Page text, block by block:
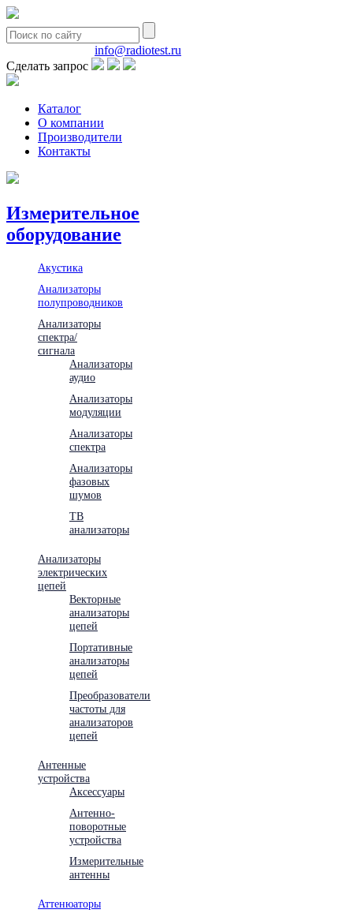
info@radiotest.ru
Сделать запрос
Каталог
О компании
Производители
Контакты
Измерительное
оборудование
Акустика
Анализаторы
полупроводников
Анализаторы
спектра/
сигнала
Анализаторы
аудио
Анализаторы
модуляции
Анализаторы
спектра
Анализаторы
фазовых
шумов
ТВ
анализаторы
Анализаторы
электрических
цепей
Векторные
анализаторы
цепей
Портативные
анализаторы
цепей
Преобразователи
частоты для
анализаторов
цепей
Антенные
устройства
Аксессуары
Антенно-
поворотные
устройства
Измерительные
антенны
Аттенюаторы